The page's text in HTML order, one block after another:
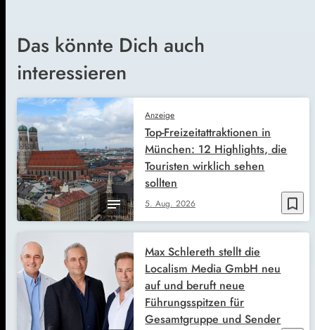
Das könnte Dich auch
interessieren
bookmark_border
Anzeige
5. Aug. 2026
Top-Freizeitattraktionen in
München: 12 Highlights, die
Touristen wirklich sehen
sollten
Max Schlereth stellt die
Localism Media GmbH neu
auf und beruft neue
Führungsspitzen für
Gesamtgruppe und Sender